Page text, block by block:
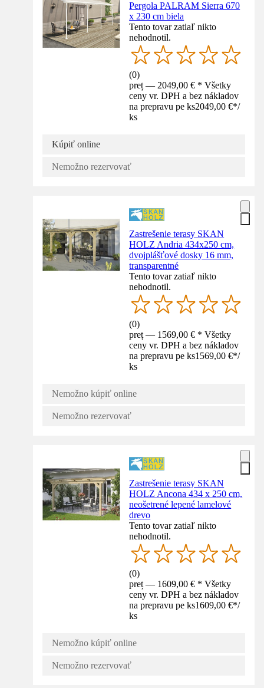
Pergola PALRAM Sierra 670
x 230 cm biela
Tento tovar zatiaľ nikto
nehodnotil.
(0)
preț — 2049,00 € * Všetky
ceny vr. DPH a bez nákladov
na prepravu pe ks2049,00 €*/
ks
Kúpiť online
Nemožno rezervovať
Zastrešenie terasy SKAN
HOLZ Andria 434x250 cm,
dvojplášťové dosky 16 mm,
transparentné
Tento tovar zatiaľ nikto
nehodnotil.
(0)
preț — 1569,00 € * Všetky
ceny vr. DPH a bez nákladov
na prepravu pe ks1569,00 €*/
ks
Nemožno kúpiť online
Nemožno rezervovať
Zastrešenie terasy SKAN
HOLZ Ancona 434 x 250 cm,
neošetrené lepené lamelové
drevo
Tento tovar zatiaľ nikto
nehodnotil.
(0)
preț — 1609,00 € * Všetky
ceny vr. DPH a bez nákladov
na prepravu pe ks1609,00 €*/
ks
Nemožno kúpiť online
Nemožno rezervovať